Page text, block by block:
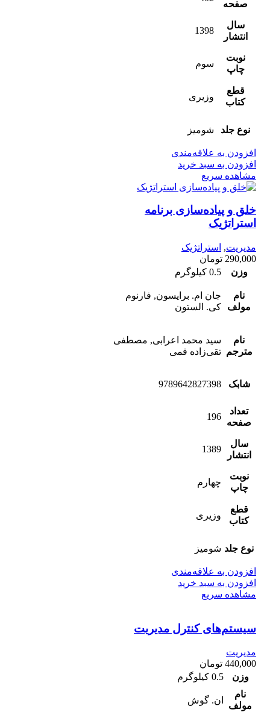
صفحه
سال
انتشار
1398
نوبت
چاپ
سوم
قطع
کتاب
وزیری
نوع جلد شومیز
افزودن به علاقه‌مندی
افزودن به سبد خرید
مشاهده سریع
خلق و پیاده‌سازی برنامه
استراتژیک
مدیریت, استراتژیک
290,000 تومان
وزن
0.5 کیلوگرم
نام
مولف
جان ام. برایسون, فارنوم
کی. الستون
نام
مترجم
سید محمد اعرابی, مصطفی
تقی‌زاده قمی
شابک 9789642827398
تعداد
صفحه
196
سال
انتشار
1389
نوبت
چاپ
چهارم
قطع
کتاب
وزیری
نوع جلد شومیز
افزودن به علاقه‌مندی
افزودن به سبد خرید
مشاهده سریع
سیستم‌های کنترل مدیریت
مدیریت
440,000 تومان
وزن
0.5 کیلوگرم
نام
مولف
ان. گوش